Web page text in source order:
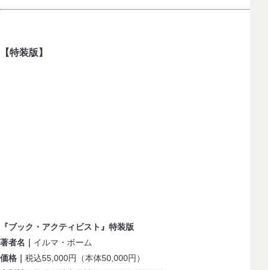
【特装版】
『ブック・アクティビスト』特装版
著者名｜ イルマ・ボーム
価格｜ 税込55,000円（本体50,000円）